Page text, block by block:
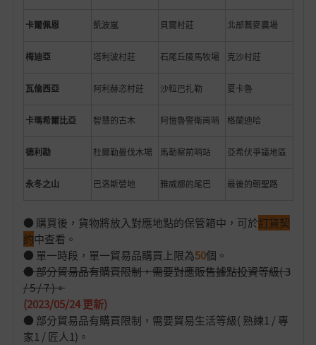
卡爾佩恩 凱波嵐 貝爾村莊 北部蕎麥農場
梅迪亞 塔利波村莊 石尾丘陵馬牧場 克沙村莊
瓦倫西亞 阿利赫恣村莊 沙粒巴扎勒 夏卡魯
卡瑪希爾比亞 智慧的古木 阿愷魯警衛崗哨 格蘭迪哈
德利勘 杜爾勒曼伐木場 馬勒察前哨站 亞希伏爭議地區
永冬之山 巴洛斯營地 雅威娜的尾巴 最後的朝聖路
● 購買後，貨物將放入對應地點的保管箱中，可於訂貨契
約中查看。
● 單一時段，單一貿易品購買上限為50個。
● 部分貿易品有購買限制，需要對應販售據點投資等級( 3
/ 5 / 7 )。
(2023/05/24 更新)
● 部分貿易品有購買限制，需要貿易生活等級( 熟練1 / 專
家1 / 匠人1)。